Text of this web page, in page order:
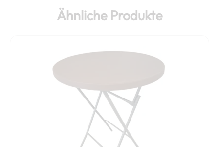
Ähnliche Produkte